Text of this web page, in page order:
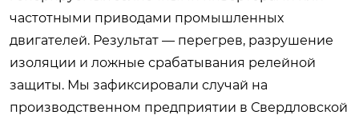
частотными приводами промышленных
двигателей. Результат — перегрев, разрушение
изоляции и ложные срабатывания релейной
защиты. Мы зафиксировали случай на
производственном предприятии в Свердловской